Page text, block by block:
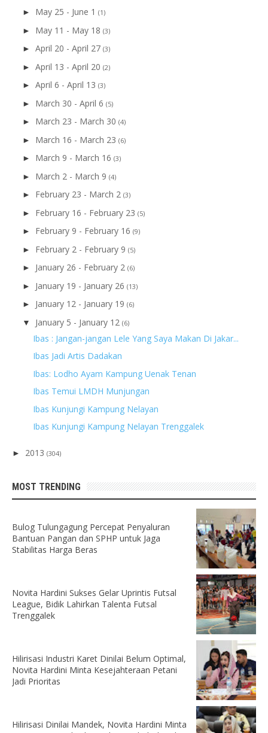
► May 25 - June 1 (1)
► May 11 - May 18 (3)
► April 20 - April 27 (3)
► April 13 - April 20 (2)
► April 6 - April 13 (3)
► March 30 - April 6 (5)
► March 23 - March 30 (4)
► March 16 - March 23 (6)
► March 9 - March 16 (3)
► March 2 - March 9 (4)
► February 23 - March 2 (3)
► February 16 - February 23 (5)
► February 9 - February 16 (9)
► February 2 - February 9 (5)
► January 26 - February 2 (6)
► January 19 - January 26 (13)
► January 12 - January 19 (6)
▼ January 5 - January 12 (6)
Ibas : Jangan-jangan Lele Yang Saya Makan Di Jakar...
Ibas Jadi Artis Dadakan
Ibas: Lodho Ayam Kampung Uenak Tenan
Ibas Temui LMDH Munjungan
Ibas Kunjungi Kampung Nelayan
Ibas Kunjungi Kampung Nelayan Trenggalek
► 2013 (304)
MOST TRENDING
Bulog Tulungagung Percepat Penyaluran
Bantuan Pangan dan SPHP untuk Jaga
Stabilitas Harga Beras
Novita Hardini Sukses Gelar Uprintis Futsal
League, Bidik Lahirkan Talenta Futsal
Trenggalek
Hilirisasi Industri Karet Dinilai Belum Optimal,
Novita Hardini Minta Kesejahteraan Petani
Jadi Prioritas
Hilirisasi Dinilai Mandek, Novita Hardini Minta